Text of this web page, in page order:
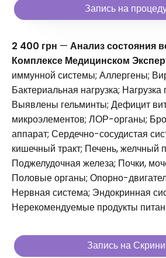
Запись на
2 400 грн — Анализ состояния
Комплексе Медицинском
иммунной системы; Аллергены;
Бактериальная нагрузка; Нагрузка
Выявлены гельминты; Дефицит
микроэлементов; ЛОР-органы;
аппарат; Сердечно-сосудистая
кишечный тракт; Печень, желчный
Поджелудочная железа; Почки,
Половые органы; Опорно-
Нервная система; Эндокринная
Нерекомендуемые продукты
Запись на